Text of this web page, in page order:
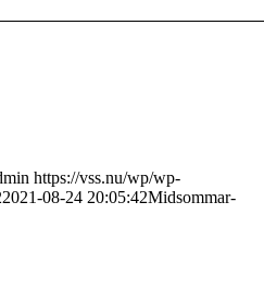
https://vss.nu/wp/wp-
2021-08-24 20:05:42Midsommar-